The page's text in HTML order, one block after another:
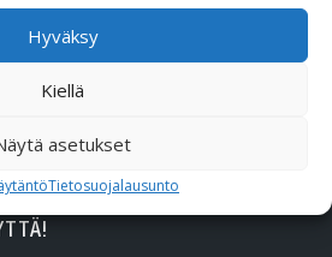
Hyväksy
Kiellä
asetukset
Tietosuojalausunto